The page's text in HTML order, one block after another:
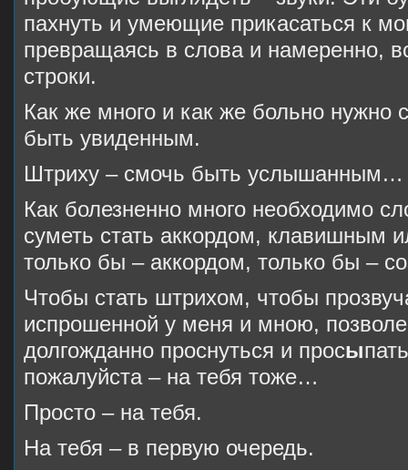
пахнуть и умеющие прикасаться к
превращаясь в слова и намеренно,
строки.
Как же много и как же больно нужно
быть увиденным.
Штриху – смочь быть услышанным…
Как болезненно много необходимо
суметь стать аккордом, клавишным
только бы – аккордом, только бы –
Чтобы стать штрихом, чтобы
испрошенной у меня и мною,
долгожданно проснуться и просы
пожалуйста – на тебя тоже…
Просто – на тебя.
На тебя – в первую очередь.